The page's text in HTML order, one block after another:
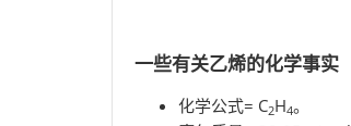
一些有关乙烯的化学事实
化学公式= C2H4。